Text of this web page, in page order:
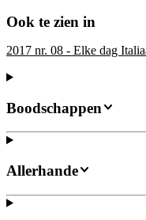
Ook te zien in
2017 nr. 08 - Elke dag
Boodschappen
Allerhande